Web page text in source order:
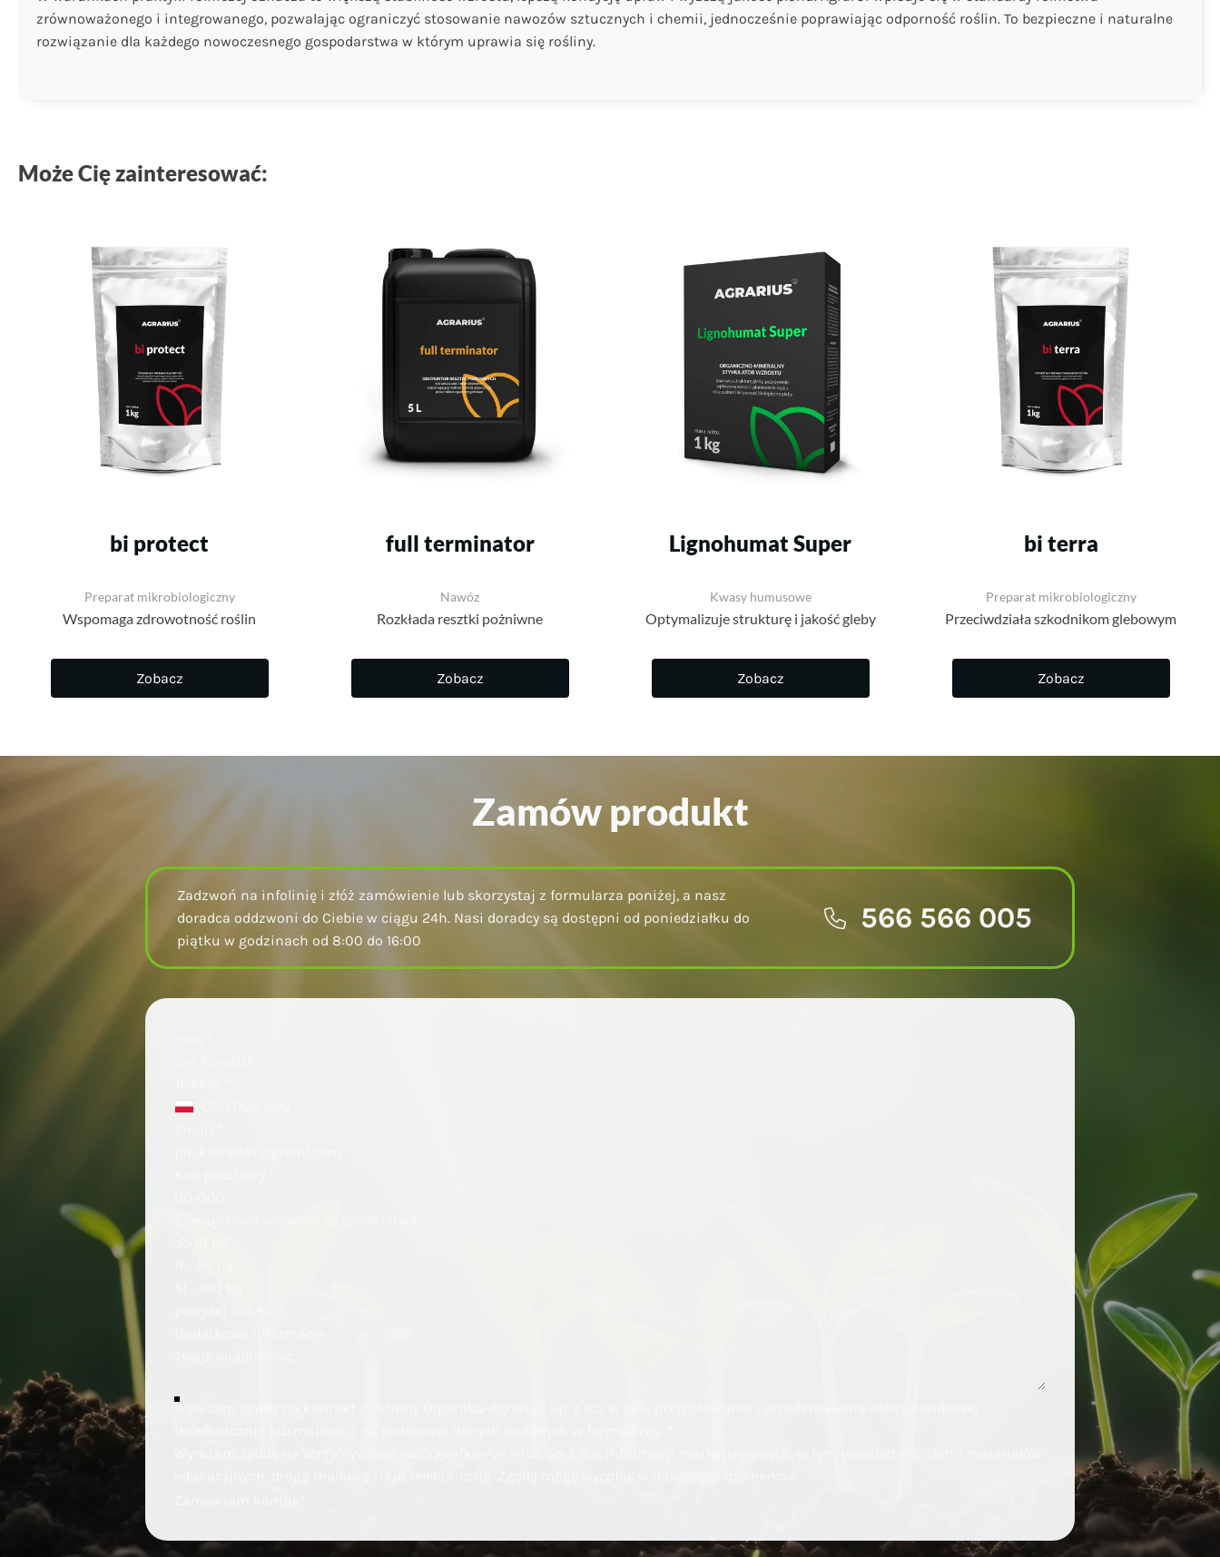
zrównoważonego i integrowanego, pozwalając ograniczyć stosowanie nawozów sztucznych i chemii, jednocześnie poprawiając odporność roślin. To bezpieczne i naturalne
rozwiązanie dla każdego nowoczesnego gospodarstwa w którym uprawia się rośliny.
Może Cię zainteresować:
bi protect
Preparat mikrobiologiczny
Wspomaga zdrowotność roślin
Zobacz
full terminator
Nawóz
Rozkłada resztki pożniwne
Zobacz
Lignohumat Super
Kwasy humusowe
Optymalizuje strukturę i jakość gleby
Zobacz
bi terra
Preparat mikrobiologiczny
Przeciwdziała szkodnikom glebowym
Zobacz
Zamów produkt
Zadzwoń na infolinię i złóż zamówienie lub skorzystaj z formularza poniżej, a nasz
doradca oddzwoni do Ciebie w ciągu 24h. Nasi doradcy są dostępni od poniedziałku do
piątku w godzinach od 8:00 do 16:00
566 566 005
Wyrażam zgodę na kontakt ze strony Organika-Agrarius Sp. z o.o. w celu przygotowania i przedstawienia oferty handlowej